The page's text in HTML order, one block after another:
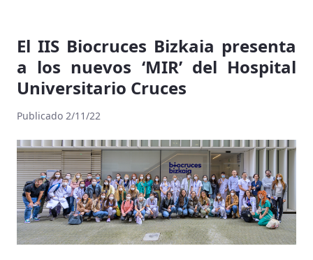
El IIS Biocruces Bizkaia presenta
a los nuevos ‘MIR’ del Hospital
Universitario Cruces
Publicado 2/11/22